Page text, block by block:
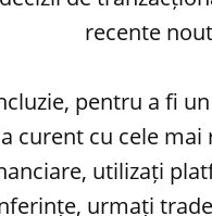
recente
pentru a fi
curent cu cele
utilizați
urmați